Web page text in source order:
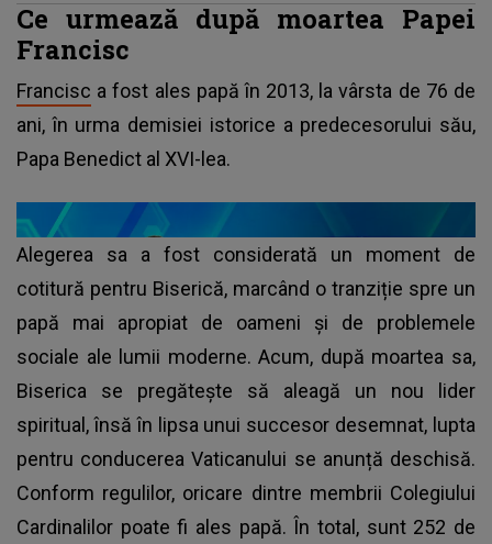
Ce urmează după moartea Papei
Francisc
Francisc a fost ales papă în 2013, la vârsta de 76 de
ani, în urma demisiei istorice a predecesorului său,
Papa Benedict al XVI-lea.
Alegerea sa a fost considerată un moment de
cotitură pentru Biserică, marcând o tranziție spre un
papă mai apropiat de oameni și de problemele
sociale ale lumii moderne. Acum, după moartea sa,
Biserica se pregătește să aleagă un nou lider
spiritual, însă în lipsa unui succesor desemnat, lupta
pentru conducerea Vaticanului se anunță deschisă.
Conform regulilor, oricare dintre membrii Colegiului
Cardinalilor poate fi ales papă. În total, sunt 252 de